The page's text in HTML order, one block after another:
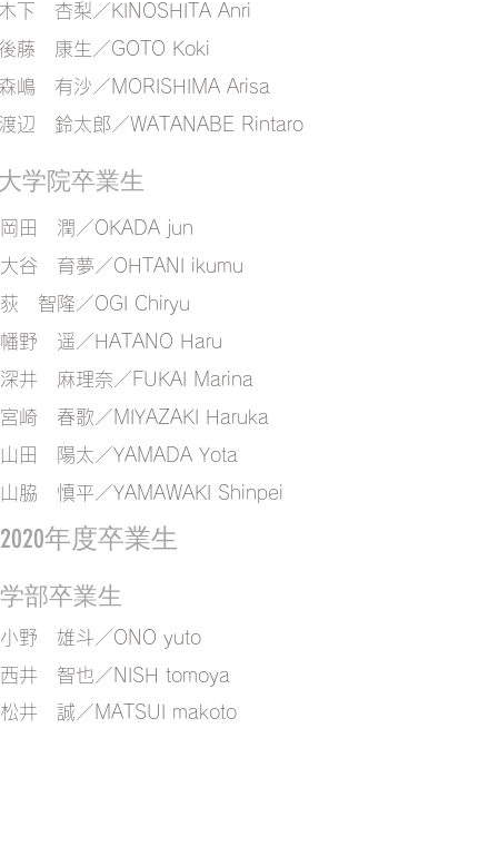
下 杏梨／KINOSHITA Anri
藤 康生／GOTO Koki
嶋 有沙／MORISHIMA Arisa
辺 鈴太郎／WATANABE Rintaro
​岡田 潤／OKADA jun
学院卒業生
​大谷 育夢／OHTANI ikumu
​荻 智隆／OGI Chiryu
幡野 遥／HATANO Haru
深井 麻理奈／FUKAI Marina
宮崎 春歌／MIYAZAKI Haruka
山田 陽太／YAMADA Yota
山脇 慎平／YAMAWAKI Shinpei
2020年度卒業生
​小野 雄斗／ONO yuto​
学部卒業生
​西井 智也／NISH tomoya
松井 誠／MATSUI makoto